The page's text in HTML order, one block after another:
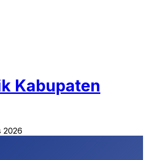
Kabupaten
2026